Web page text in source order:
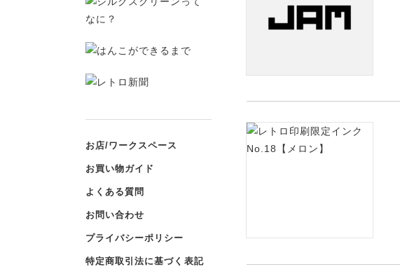
お店/ワークスペース
お買い物ガイド
よくある質問
お問い合わせ
プライバシーポリシー
特定商取引法に基づく表記